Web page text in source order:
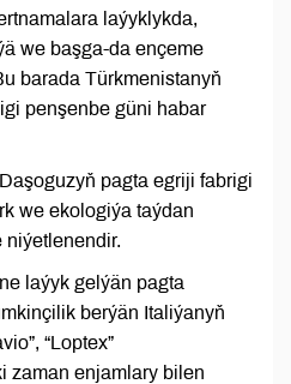
laýyklykda,
we başga-da ençeme
barada Türkmenistanyň
penşenbe güni habar
pagta egriji fabrigi
we ekologiýa taýdan
niýetlenendir.
laýyk gelýän pagta
berýän Italiýanyň
“Loptex”
zaman enjamlary bilen